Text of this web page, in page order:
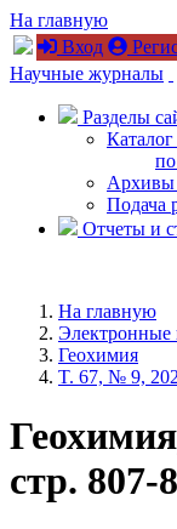
На главную
Вход
Научные журналы
Разделы
Архивы
Подача
Отчеты и
На главную
Электронные
Геохимия
T. 67, № 9,
стр. 807-